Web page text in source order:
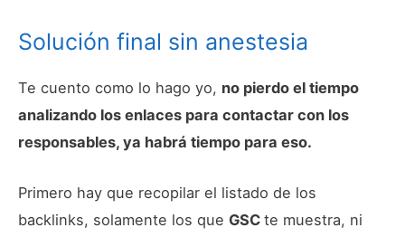
Solución final sin anestesia
Te cuento como lo hago yo, no pierdo el tiempo
analizando los enlaces para contactar con los
responsables, ya habrá tiempo para eso.
Primero hay que recopilar el listado de los
backlinks, solamente los que GSC te muestra, ni